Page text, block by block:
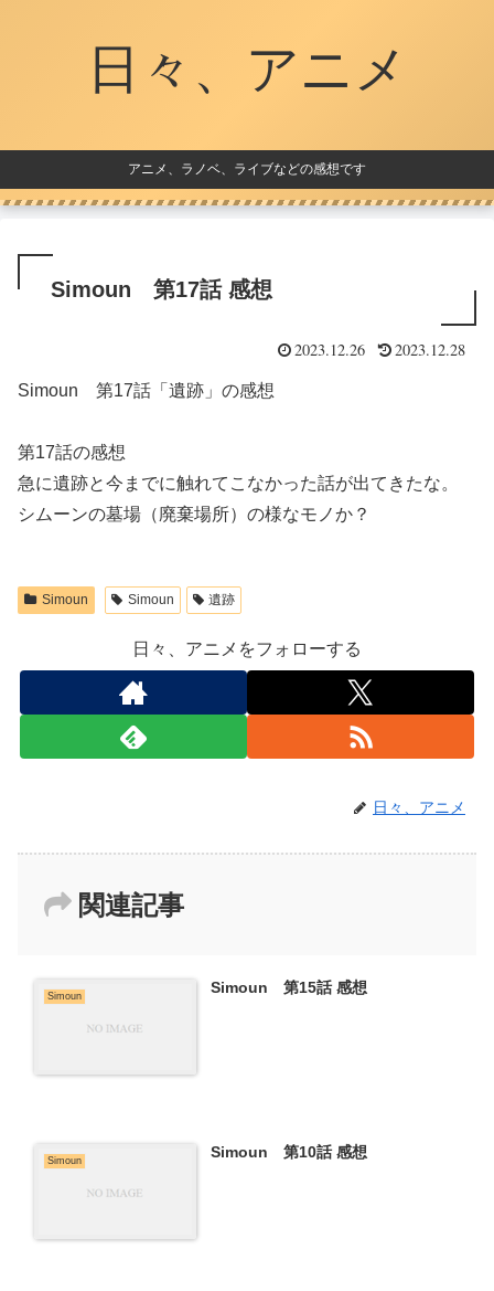
日々、アニメ
アニメ、ラノベ、ライブなどの感想です
Simoun 第17話 感想
2023.12.26 2023.12.28
Simoun 第17話「遺跡」の感想
第17話の感想
急に遺跡と今までに触れてこなかった話が出てきたな。
シムーンの墓場（廃棄場所）の様なモノか？
Simoun Simoun 遺跡
日々、アニメをフォローする
日々、アニメ
関連記事
Simoun Simoun 第15話 感想
Simoun Simoun 第10話 感想